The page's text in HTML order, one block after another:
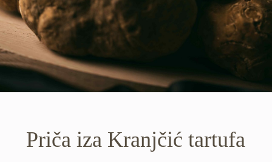
Priča iza Kranjčić tartufa